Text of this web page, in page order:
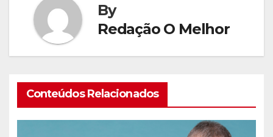
By
Redação O Melhor
Conteúdos Relacionados